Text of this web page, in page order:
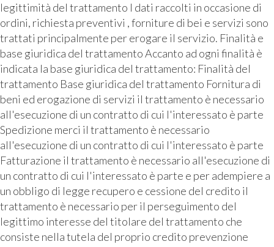
legittimità del trattamento I dati raccolti in occasione di
ordini, richiesta preventivi , forniture di bei e servizi sono
trattati principalmente per erogare il servizio. Finalità e
base giuridica del trattamento Accanto ad ogni finalità è
indicata la base giuridica del trattamento: Finalità del
trattamento Base giuridica del trattamento Fornitura di
beni ed erogazione di servizi il trattamento è necessario
all'esecuzione di un contratto di cui l'interessato è parte
Spedizione merci il trattamento è necessario
all'esecuzione di un contratto di cui l'interessato è parte
Fatturazione il trattamento è necessario all'esecuzione di
un contratto di cui l'interessato è parte e per adempiere a
un obbligo di legge recupero e cessione del credito il
trattamento è necessario per il perseguimento del
legittimo interesse del titolare del trattamento che
consiste nella tutela del proprio credito prevenzione